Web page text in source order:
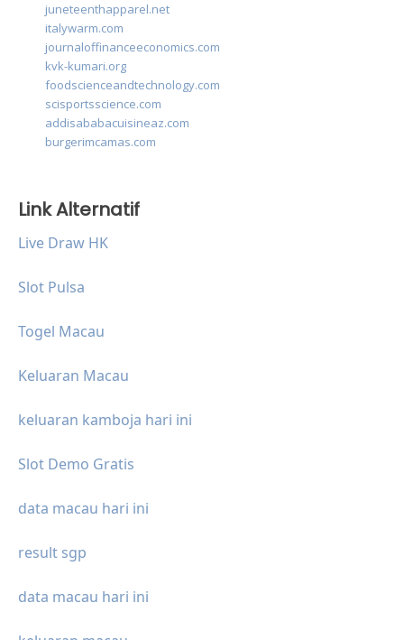
juneteenthapparel.net
italywarm.com
journaloffinanceeconomics.com
kvk-kumari.org
foodscienceandtechnology.com
scisportsscience.com
addisababacuisineaz.com
burgerimcamas.com
Link Alternatif
Live Draw HK
Slot Pulsa
Togel Macau
Keluaran Macau
keluaran kamboja hari ini
Slot Demo Gratis
data macau hari ini
result sgp
data macau hari ini